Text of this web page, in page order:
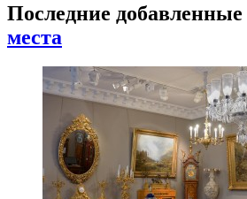
Последние добавленные
места